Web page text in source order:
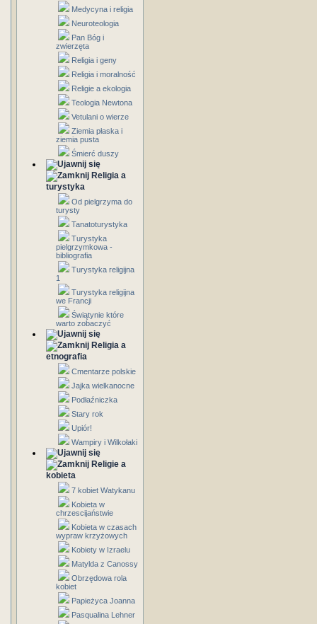
Medycyna i religia
Neuroteologia
Pan Bóg i
zwierzęta
Religia i geny
Religia i moralność
Religie a ekologia
Teologia Newtona
Vetulani o wierze
Ziemia płaska i
ziemia pusta
Śmierć duszy
Religia a
turystyka
Od pielgrzyma do
turysty
Tanatoturystyka
Turystyka
pielgrzymkowa -
bibliografia
Turystyka religijna
1
Turystyka religijna
we Francji
Świątynie które
warto zobaczyć
Religia a
etnografia
Cmentarze polskie
Jajka wielkanocne
Podłaźniczka
Stary rok
Upiór!
Wampiry i Wilkołaki
Religie a
kobieta
7 kobiet Watykanu
Kobieta w
chrzescijaństwie
Kobieta w czasach
wypraw krzyżowych
Kobiety w Izraelu
Matylda z Canossy
Obrzędowa rola
kobiet
Papieżyca Joanna
Pasqualina Lehner